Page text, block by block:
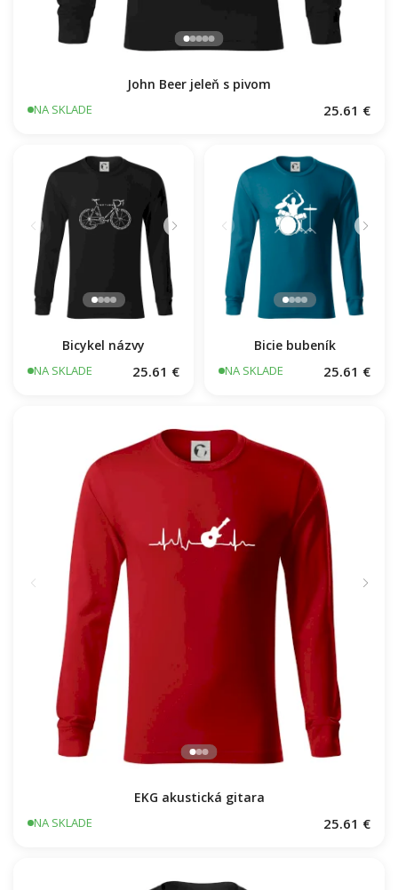
John Beer jeleň s pivom
NA SKLADE 25.61 €
Bicykel názvy
NA SKLADE 25.61 €
Bicie bubeník
NA SKLADE 25.61 €
EKG akustická gitara
NA SKLADE 25.61 €